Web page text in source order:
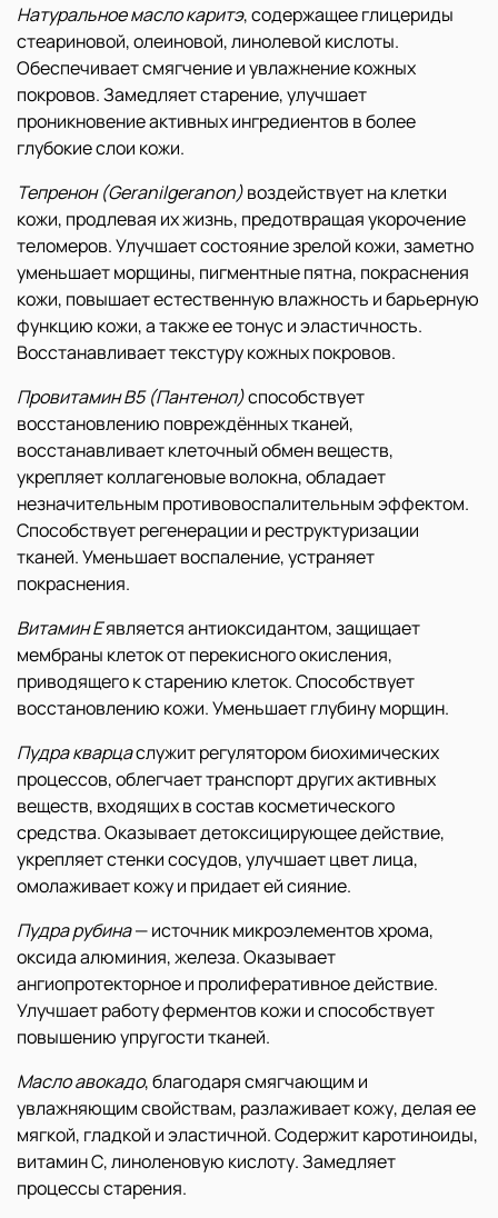
Натуральное масло каритэ, содержащее глицериды
стеариновой, олеиновой, линолевой кислоты.
Обеспечивает смягчение и увлажнение кожных
покровов. Замедляет старение, улучшает
проникновение активных ингредиентов в более
глубокие слои кожи.
Тепренон (Geranilgeranon)воздействует на клетки
кожи, продлевая их жизнь, предотвращая укорочение
теломеров. Улучшает состояние зрелой кожи, заметно
уменьшает морщины, пигментные пятна, покраснения
кожи, повышает естественную влажность и барьерную
функцию кожи, а также ее тонус и эластичность.
Восстанавливает текстуру кожных покровов.
Провитамин В5 (Пантенол)способствует
восстановлению повреждённых тканей,
восстанавливает клеточный обмен веществ,
укрепляет коллагеновые волокна, обладает
незначительным противовоспалительным эффектом.
Способствует регенерации и реструктуризации
тканей. Уменьшает воспаление, устраняет
покраснения.
Витамин Еявляется антиоксидантом, защищает
мембраны клеток от перекисного окисления,
приводящего к старению клеток. Способствует
восстановлению кожи. Уменьшает глубину морщин.
Пудра кварцаслужит регулятором биохимических
процессов, облегчает транспорт других активных
веществ, входящих в состав косметического
средства. Оказывает детоксицирующее действие,
укрепляет стенки сосудов, улучшает цвет лица,
омолаживает кожу и придает ей сияние.
Пудра рубина— источник микроэлементов хрома,
оксида алюминия, железа. Оказывает
ангиопротекторное и пролиферативное действие.
Улучшает работу ферментов кожи и способствует
повышению упругости тканей.
Масло авокадо, благодаря смягчающим и
увлажняющим свойствам, разлаживает кожу, делая ее
мягкой, гладкой и эластичной. Содержит каротиноиды,
витамин С, линоленовую кислоту. Замедляет
процессы старения.